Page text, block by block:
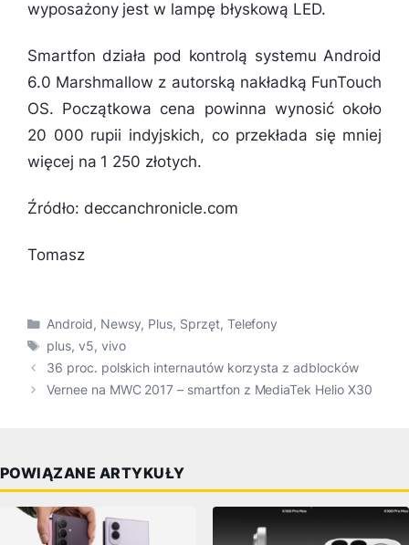
wyposażony jest w lampę błyskową LED.
Smartfon działa pod kontrolą systemu Android
6.0 Marshmallow z autorską nakładką FunTouch
OS. Początkowa cena powinna wynosić około
20 000 rupii indyjskich, co przekłada się mniej
więcej na 1 250 złotych.
Źródło: deccanchronicle.com
Tomasz
Kategorie
Android, Newsy, Plus, Sprzęt, Telefony
Tagi
plus, v5, vivo
36 proc. polskich internautów korzysta z adblocków
Vernee na MWC 2017 – smartfon z MediaTek Helio X30
POWIĄZANE ARTYKUŁY